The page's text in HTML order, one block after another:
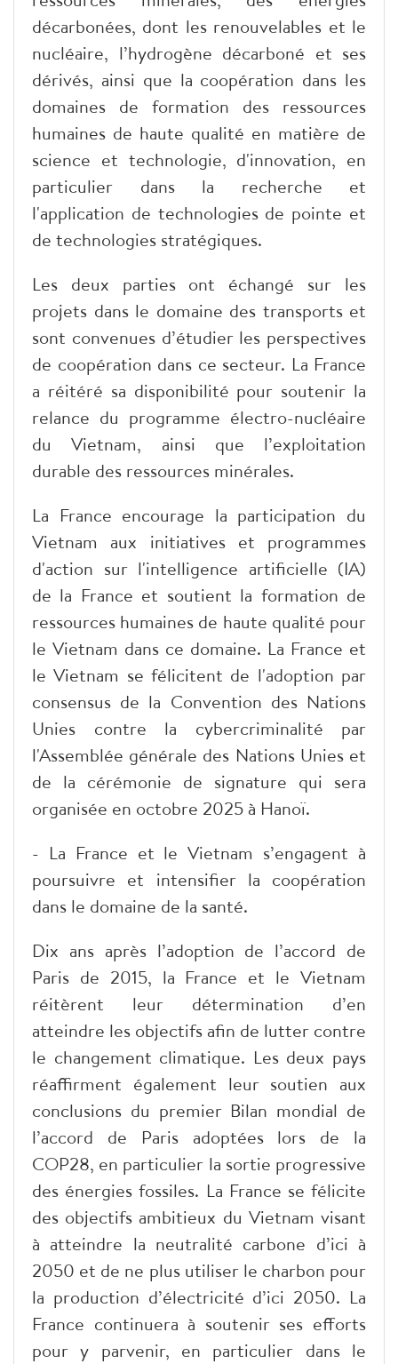
décarbonées, dont les renouvelables et le
nucléaire, l’hydrogène décarboné et ses
dérivés, ainsi que la coopération dans les
domaines de formation des ressources
humaines de haute qualité en matière de
science et technologie, d'innovation, en
particulier dans la recherche et
l'application de technologies de pointe et
de technologies stratégiques.
Les deux parties ont échangé sur les
projets dans le domaine des transports et
sont convenues d’étudier les perspectives
de coopération dans ce secteur. La France
a réitéré sa disponibilité pour soutenir la
relance du programme électro-nucléaire
du Vietnam, ainsi que l’exploitation
durable des ressources minérales.
La France encourage la participation du
Vietnam aux initiatives et programmes
d'action sur l'intelligence artificielle (IA)
de la France et soutient la formation de
ressources humaines de haute qualité pour
le Vietnam dans ce domaine. La France et
le Vietnam se félicitent de l'adoption par
consensus de la Convention des Nations
Unies contre la cybercriminalité par
l'Assemblée générale des Nations Unies et
de la cérémonie de signature qui sera
organisée en octobre 2025 à Hanoï.
- La France et le Vietnam s’engagent à
poursuivre et intensifier la coopération
dans le domaine de la santé.
Dix ans après l’adoption de l’accord de
Paris de 2015, la France et le Vietnam
réitèrent leur détermination d’en
atteindre les objectifs afin de lutter contre
le changement climatique. Les deux pays
réaffirment également leur soutien aux
conclusions du premier Bilan mondial de
l’accord de Paris adoptées lors de la
COP28, en particulier la sortie progressive
des énergies fossiles. La France se félicite
des objectifs ambitieux du Vietnam visant
à atteindre la neutralité carbone d’ici à
2050 et de ne plus utiliser le charbon pour
la production d’électricité d’ici 2050. La
France continuera à soutenir ses efforts
pour y parvenir, en particulier dans le